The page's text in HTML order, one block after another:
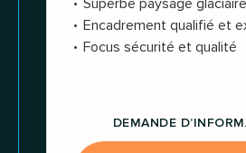
Superbe paysage glaciaire
Encadrement qualifié et
Focus sécurité et qualité
DEMANDE